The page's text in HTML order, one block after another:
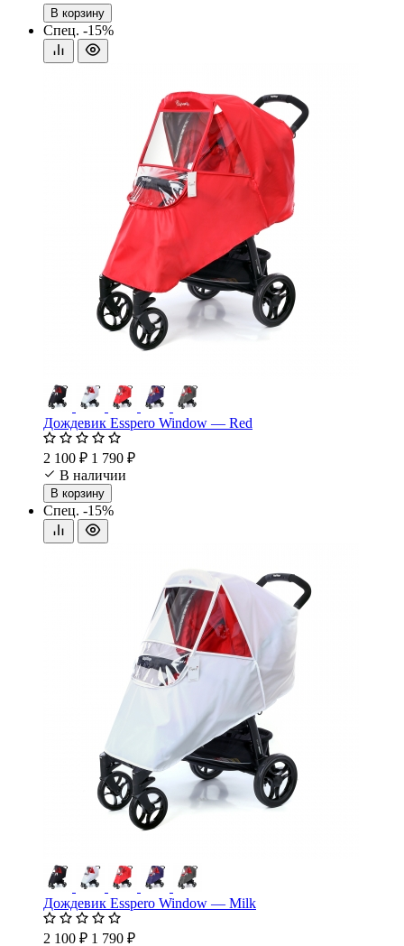
В корзину
Спец. -15%
Дождевик Esspero Window — Red
2 100 ₽ 1 790 ₽
В наличии
В корзину
Спец. -15%
Дождевик Esspero Window — Milk
2 100 ₽ 1 790 ₽